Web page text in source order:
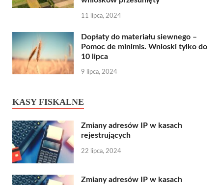
11 lipca, 2024
Dopłaty do materiału siewnego –
Pomoc de minimis. Wnioski tylko do
10 lipca
9 lipca, 2024
KASY FISKALNE
Zmiany adresów IP w kasach
rejestrujących
22 lipca, 2024
Zmiany adresów IP w kasach